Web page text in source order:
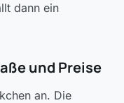
dann ein
und Preise
an. Die